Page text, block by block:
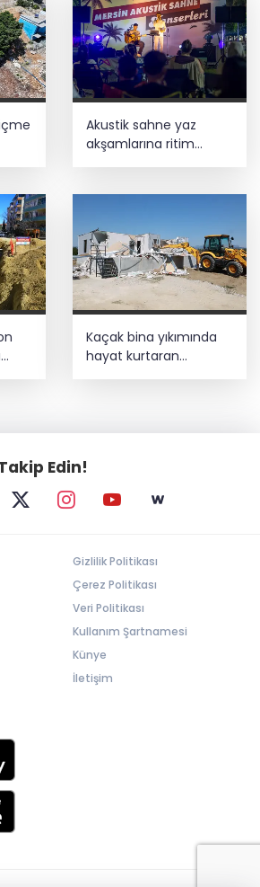
Akustik sahne yaz
akşamlarına ritim
katıyor
Kaçak bina yıkımında
hayat kurtaran
müdahale
Edin!
Gizlilik Politikası
Çerez Politikası
Veri Politikası
Kullanım Şartnamesi
Künye
İletişim